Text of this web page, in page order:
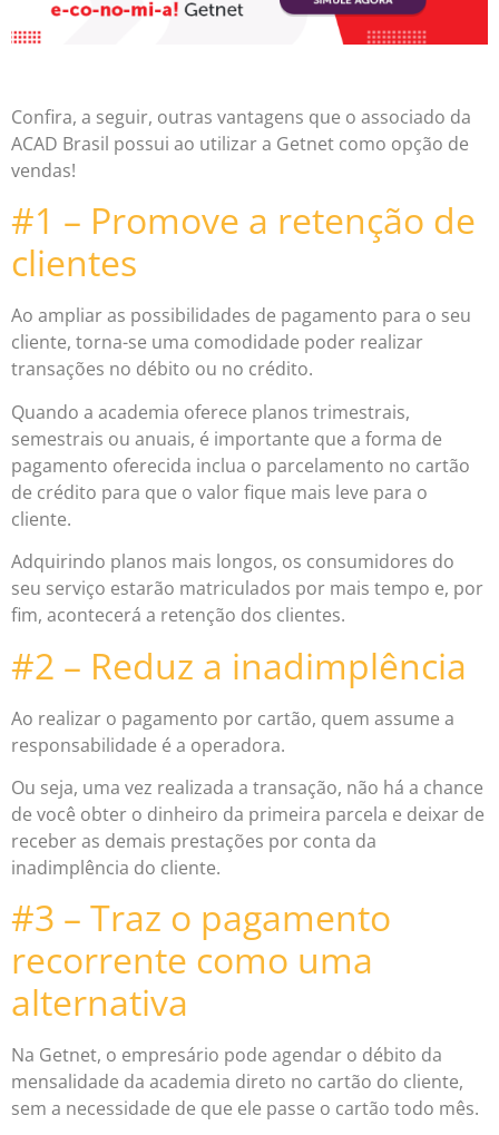
Confira, a seguir, outras vantagens que o associado da
ACAD Brasil possui ao utilizar a Getnet como opção de
vendas!
#1 – Promove a retenção de
clientes
Ao ampliar as possibilidades de pagamento para o seu
cliente, torna-se uma comodidade poder realizar
transações no débito ou no crédito.
Quando a academia oferece planos trimestrais,
semestrais ou anuais, é importante que a forma de
pagamento oferecida inclua o parcelamento no cartão
de crédito para que o valor fique mais leve para o
cliente.
Adquirindo planos mais longos, os consumidores do
seu serviço estarão matriculados por mais tempo e, por
fim, acontecerá a retenção dos clientes.
#2 – Reduz a inadimplência
Ao realizar o pagamento por cartão, quem assume a
responsabilidade é a operadora.
Ou seja, uma vez realizada a transação, não há a chance
de você obter o dinheiro da primeira parcela e deixar de
receber as demais prestações por conta da
inadimplência do cliente.
#3 – Traz o pagamento
recorrente como uma
alternativa
Na Getnet, o empresário pode agendar o débito da
mensalidade da academia direto no cartão do cliente,
sem a necessidade de que ele passe o cartão todo mês.